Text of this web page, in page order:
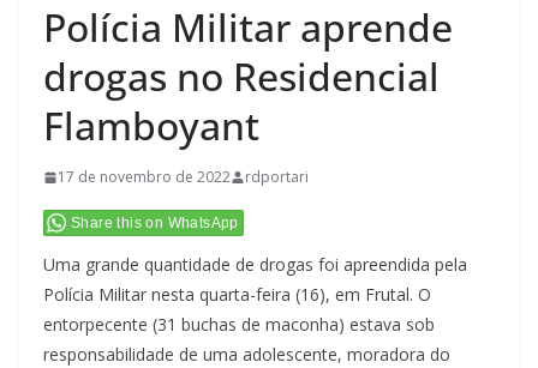
Polícia Militar aprende
drogas no Residencial
Flamboyant
17 de novembro de 2022 rdportari
Share this on WhatsApp
Uma grande quantidade de drogas foi apreendida pela
Polícia Militar nesta quarta-feira (16), em Frutal. O
entorpecente (31 buchas de maconha) estava sob
responsabilidade de uma adolescente, moradora do